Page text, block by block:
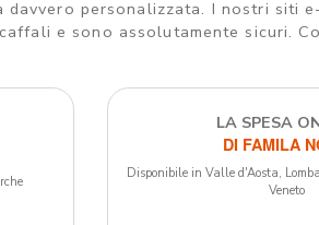
personalizzata. I nostri siti
e sono assolutamente sicuri.
LA SPESA
DI FAMILA
Disponibile in Valle d'Aosta,
Veneto